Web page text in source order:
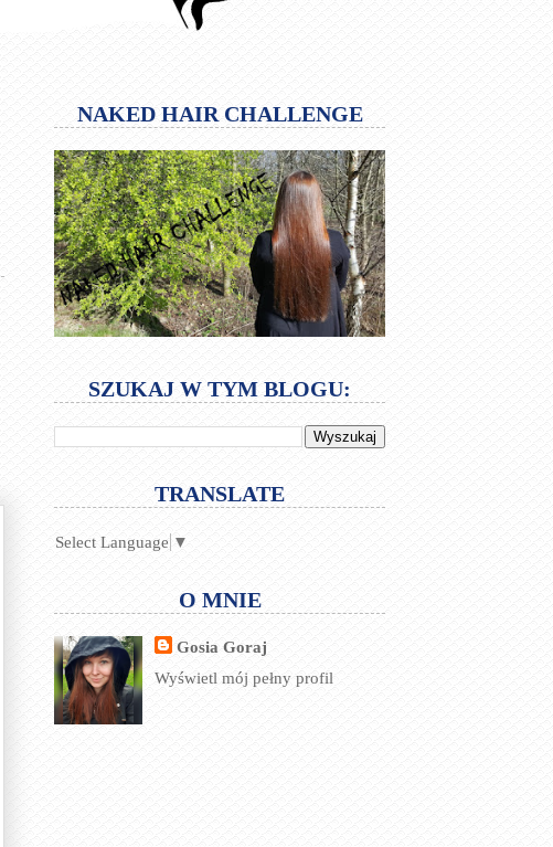
NAKED HAIR CHALLENGE
SZUKAJ W TYM BLOGU:
TRANSLATE
Select Language ▼
O MNIE
Gosia Goraj
Wyświetl mój pełny profil